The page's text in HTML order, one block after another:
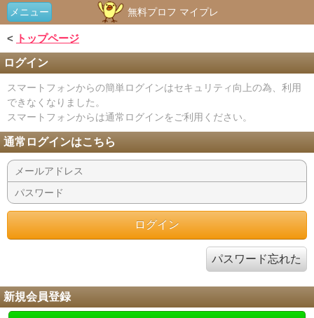
メニュー 無料プロフ マイプレ
< トップページ
ログイン
スマートフォンからの簡単ログインはセキュリティ向上の為、利用
できなくなりました。
スマートフォンからは通常ログインをご利用ください。
通常ログインはこちら
パスワード忘れた
新規会員登録